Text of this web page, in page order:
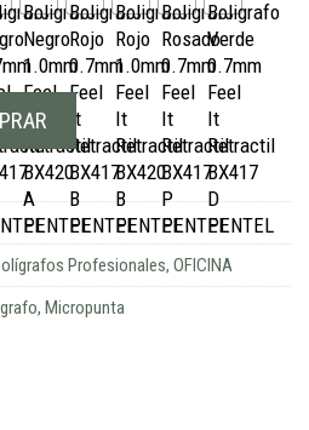
BX417PENTEL cantidad
Profesionales, OFICINA
, Micropunta